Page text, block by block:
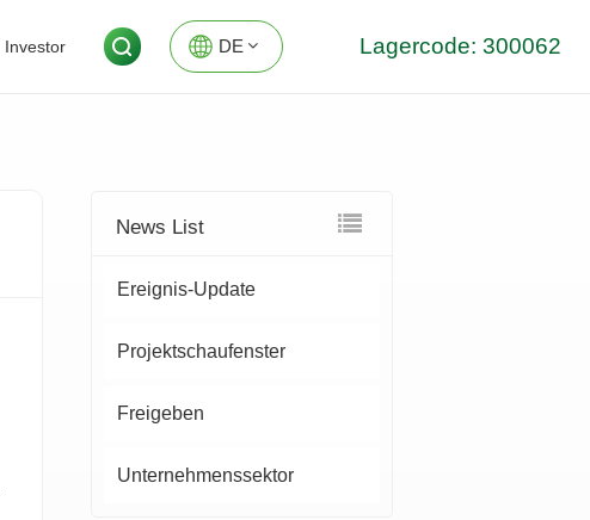
Investor DE Lagercode: 300062
News List
Ereignis-Update
Projektschaufenster
Freigeben
Unternehmenssektor